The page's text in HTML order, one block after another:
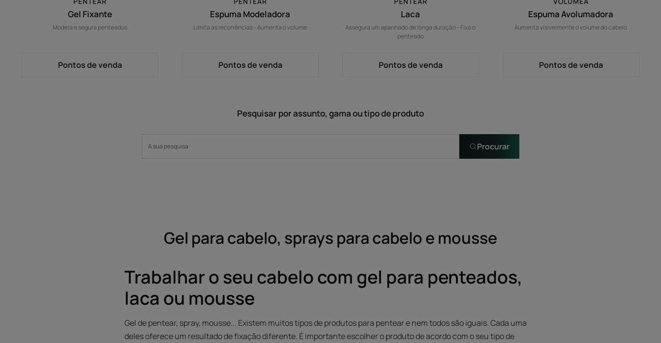
Gel Fixante
Modela e segura penteados
Pontos de venda
Espuma Modeladora
Limita as recorrências - Aumenta o volume
Pontos de venda
Laca
Assegura um apanhado de longa duração - Fixa o
penteado
Pontos de venda
Espuma Avolumadora
Aumenta visivelmente o volume do cabelo
Pontos de venda
Pesquisar por assunto, gama ou tipo de produto
Procurar
Gel para cabelo, sprays para cabelo e mousse
Trabalhar o seu cabelo com gel para penteados,
laca ou mousse
Gel de pentear, spray, mousse... Existem muitos tipos de produtos para pentear e nem todos são iguais. Cada uma
deles oferece um resultado de fixação diferente. É importante escolher o produto de acordo com o seu tipo de